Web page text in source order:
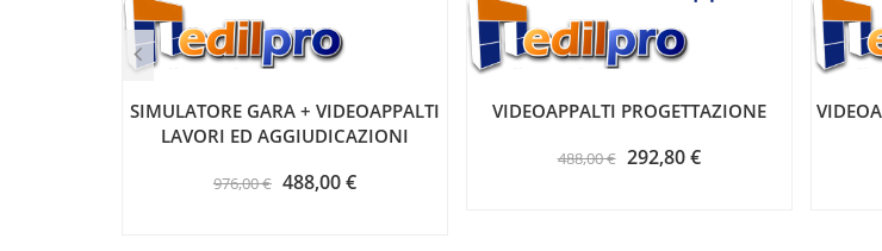
SIMULATORE GARA + VIDEOAPPALTI
LAVORI ED AGGIUDICAZIONI
976,00 € 488,00 €
VIDEOAPPALTI PROGETTAZIONE
488,00 € 292,80 €